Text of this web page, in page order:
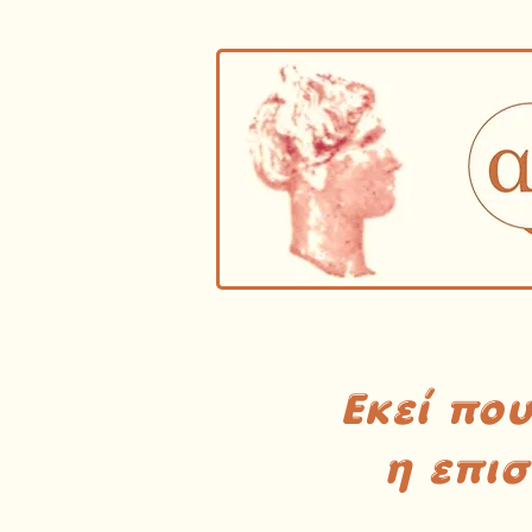
Εκεί
η